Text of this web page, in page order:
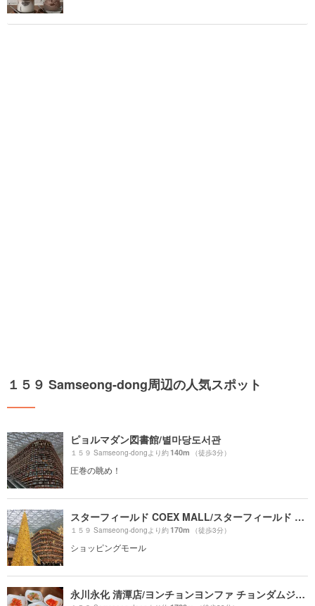
１５９ Samseong-dong周辺の人気スポット
ピョルマダン図書館/별마당도서관
１５９ Samseong-dongより約140m （徒歩3分）
圧巻の眺め！
スターフィールド COEX MALL/スターフィールド コエックスモール/스타필드 코엑스몰
１５９ Samseong-dongより約170m （徒歩3分）
ショッピングモール
永川永化 清潭店/ヨンチョンヨンファ チョンダムジョム/영천영화 청담점